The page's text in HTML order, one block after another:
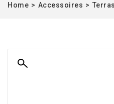
Home > Accessoires >